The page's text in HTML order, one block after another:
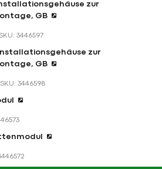
GB
BACKBOX1G / SKU: 3446597
GB
BACKBOX2G / SKU: 3446598
3446573
3446572